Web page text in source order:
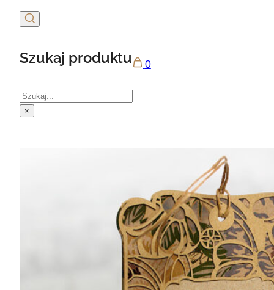
Szukaj produktu
Szukaj
×
0